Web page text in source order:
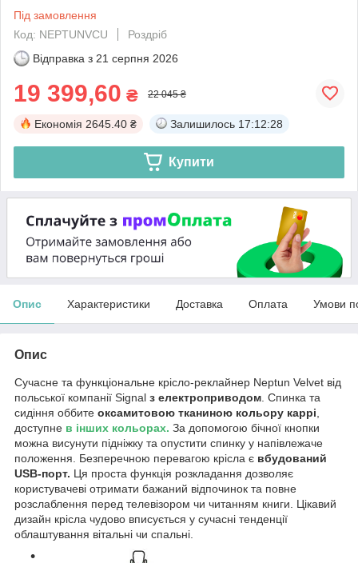
Під замовлення
Код: NEPTUNVCU
Роздріб
Відправка з 21 серпня 2026
19 399,60 ₴ 22 045 ₴
Економія 2645.40 ₴ Залишилось 17:12:27
Купити
Опис Характеристики Доставка Оплата Умови
Опис
Сучасне та функціональне крісло-реклайнер Neptun Velvet від
польської компанії Signal з електроприводом. Спинка та
сидіння оббите оксамитовою тканиною кольору каррі,
доступне в інших кольорах. За допомогою бічної кнопки
можна висунути підніжку та опустити спинку у напівлежаче
положення. Безперечною перевагою крісла є вбудований
USB-порт. Ця проста функція розкладання дозволяє
користувачеві отримати бажаний відпочинок та повне
розслаблення перед телевізором чи читанням книги. Цікавий
дизайн крісла чудово вписується у сучасні тенденції
облаштування вітальні чи спальні.